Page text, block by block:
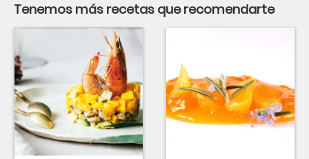
Tenemos más recetas que recomendarte